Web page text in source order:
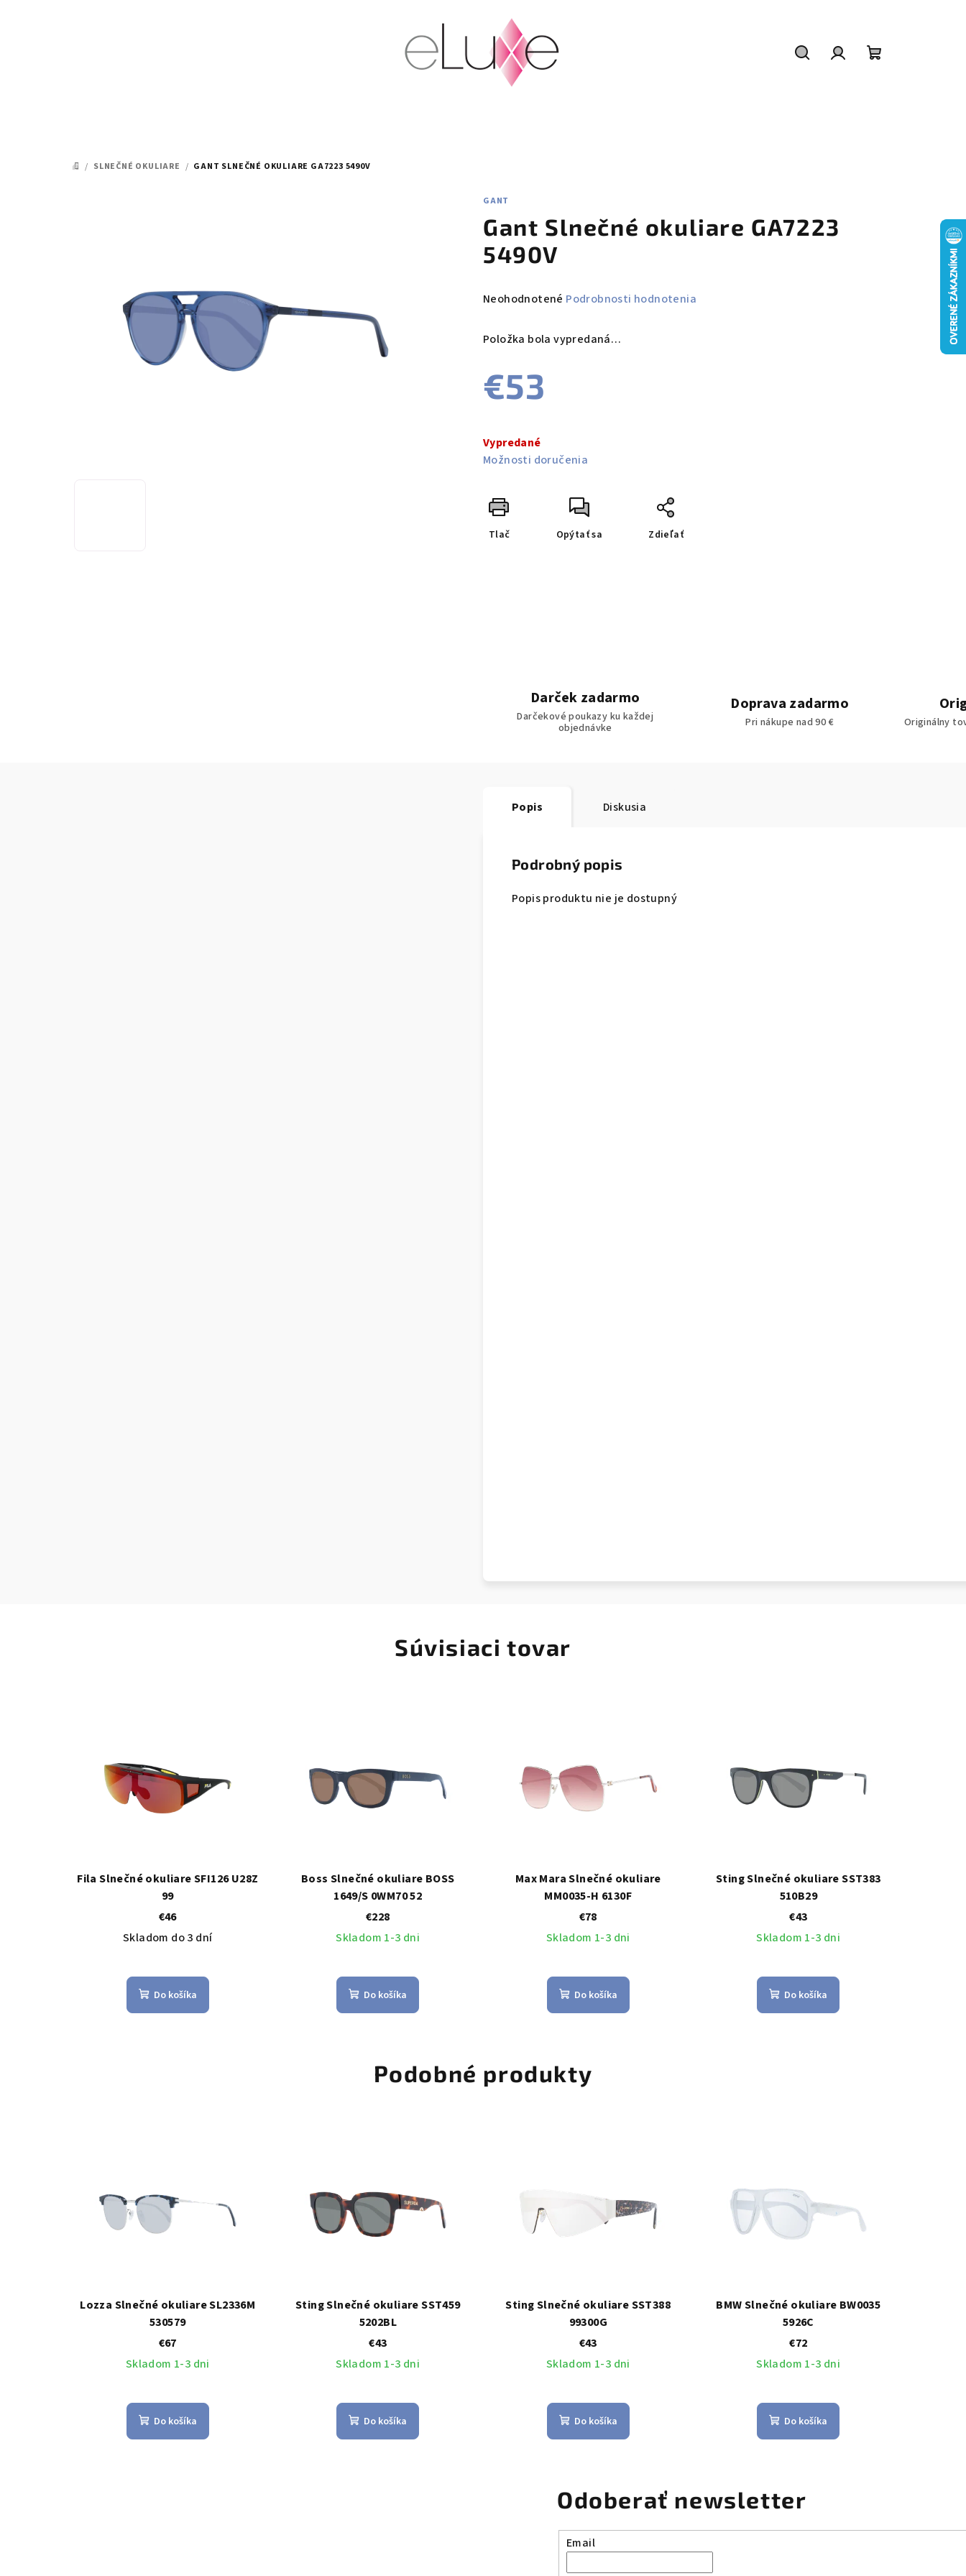
DOMOV
/ SLNEČNÉ OKULIARE / GANT SLNEČNÉ OKULIARE GA7223 5490V
GANT
Gant Slnečné okuliare GA7223
5490V
Priemerné
produktu
z
Neohodnotené Podrobnosti hodnotenia
Položka bola vypredaná…
€53
cena:
Vypredané
Možnosti doručenia
Tlač Opýtať sa Zdieľať
Darček zadarmo
Darčekové poukazy ku každej
objednávke
Doprava zadarmo
Pri nákupe nad 90 € Originálny
Popis Diskusia
Podrobný popis
Popis produktu nie je dostupný
Súvisiaci tovar
Fila Slnečné okuliare SFI126 U28Z
99
€46
Skladom do 3 dní
Do košíka
Boss Slnečné okuliare BOSS
1649/S 0WM70 52
€228
Skladom 1-3 dni
Do košíka
Max Mara Slnečné okuliare
MM0035-H 6130F
€78
Skladom 1-3 dni
Do košíka
Sting Slnečné okuliare SST383
510B29
€43
Skladom 1-3 dni
Do košíka
Podobné produkty
Lozza Slnečné okuliare SL2336M
530579
€67
Skladom 1-3 dni
Do košíka
Sting Slnečné okuliare SST459
5202BL
€43
Skladom 1-3 dni
Do košíka
Sting Slnečné okuliare SST388
99300G
€43
Skladom 1-3 dni
Do košíka
BMW Slnečné okuliare BW0035
5926C
€72
Skladom 1-3 dni
Do košíka
Odoberať newsletter
Email